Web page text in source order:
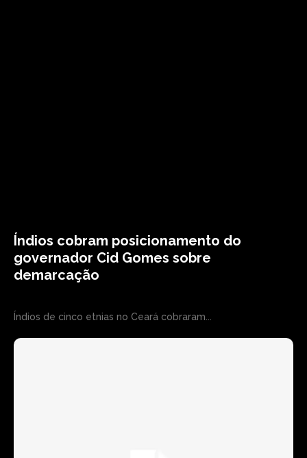
Índios cobram posicionamento do
governador Cid Gomes sobre
demarcação
Índios de cinco etnias no Ceará cobraram...